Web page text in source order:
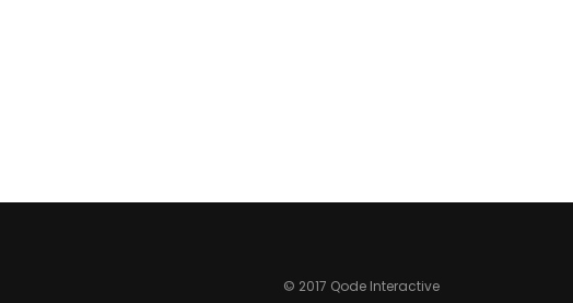
© 2017 Qode Interactive